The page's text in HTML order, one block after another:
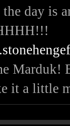
day is
Marduk!
it a little